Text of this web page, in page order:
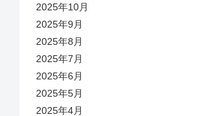
2025年10月
2025年9月
2025年8月
2025年7月
2025年6月
2025年5月
2025年4月